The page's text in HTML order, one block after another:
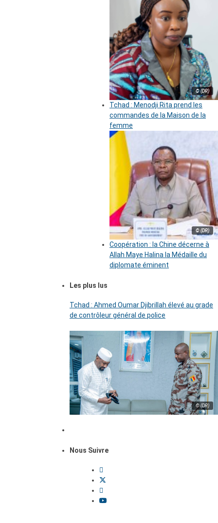
© (DR)
Tchad : Menodji Rita prend les
commandes de la Maison de la
femme
© (DR)
Coopération : la Chine décerne à
Allah Maye Halina la Médaille du
diplomate éminent
Les plus lus
Tchad : Ahmed Oumar Djibrillah élevé au grade
de contrôleur général de police
© (DR)
Nous Suivre